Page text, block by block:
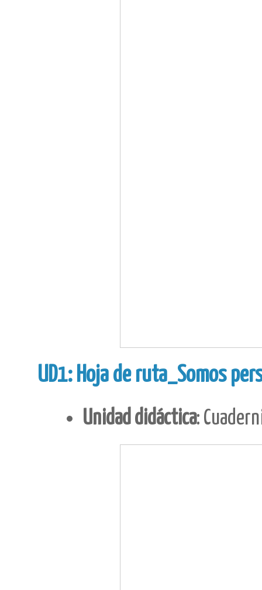
UD1: Hoja de ruta_Somos
Unidad didáctica: